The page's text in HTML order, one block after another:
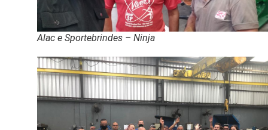
Alac e Sportebrindes – Ninja